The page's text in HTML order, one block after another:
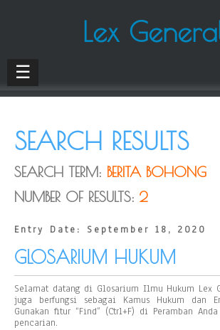
Lex
☰
SEARCH RESULTS
SEARCH TERM: BERITA BOHONG
NUMBER OF RESULTS: 2
Entry Date: September 18, 2020
GLOSARIUM HUKUM
Selamat datang di Glosarium Ilmu Hukum Lex
juga berfungsi sebagai Kamus Hukum dan
Gunakan fitur “Find” (Ctrl+F) di Peramban
pencarian.